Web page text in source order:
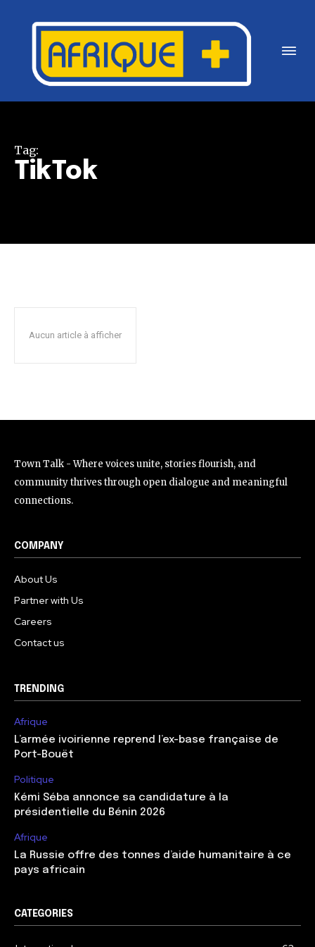
Tag:
TikTok
Aucun article à afficher
Town Talk - Where voices unite, stories flourish, and
community thrives through open dialogue and meaningful
connections.
COMPANY
About Us
Partner with Us
Careers
Contact us
TRENDING
Afrique
L’armée ivoirienne reprend l’ex-base française de
Port-Bouët
Politique
Kémi Séba annonce sa candidature à la
présidentielle du Bénin 2026
Afrique
La Russie offre des tonnes d’aide humanitaire à ce
pays africain
CATEGORIES